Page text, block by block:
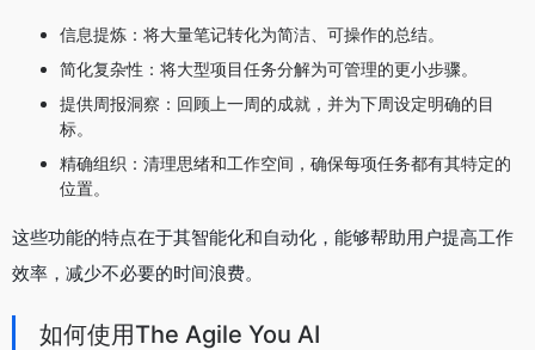
信息提炼：将大量笔记转化为简洁、可操作的总结。
简化复杂性：将大型项目任务分解为可管理的更小步骤。
提供周报洞察：回顾上一周的成就，并为下周设定明确的目
标。
精确组织：清理思绪和工作空间，确保每项任务都有其特定的
位置。
这些功能的特点在于其智能化和自动化，能够帮助用户提高工作
效率，减少不必要的时间浪费。
如何使用The Agile You AI